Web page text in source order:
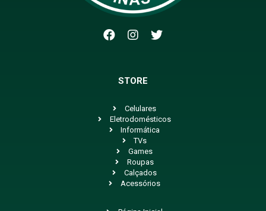
STORE
Celulares
Eletrodomésticos
Informática
TVs
Games
Roupas
Calçados
Acessórios